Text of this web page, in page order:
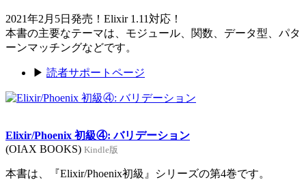
2021年2月5日発売！Elixir 1.11対応！
本書の主要なテーマは、モジュール、関数、データ型、パタ
ーンマッチングなどです。
▶ 読者サポートページ
Elixir/Phoenix 初級④: バリデーション
(OIAX BOOKS) Kindle版
本書は、『Elixir/Phoenix初級』シリーズの第4巻です。